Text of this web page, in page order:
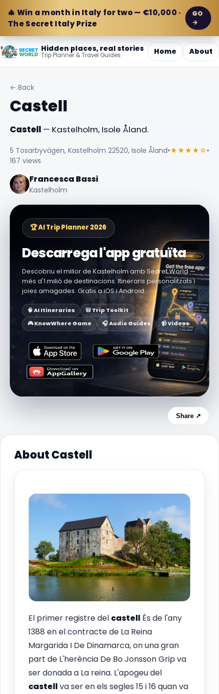
🎄 Win a month in Italy for two — €10,000 ·
The Secret Italy Prize
GO
→
Hidden places, real stories
Trip Planner & Travel Guides Home About
← Back
Castell
Castell — Kastelholm, Isole Åland.
5 Tosarbyvägen, Kastelholm 22520, Isole Åland•★★★★☆•
167 views
Francesca Bassi
Kastelholm
🏆 AI Trip Planner 2026
Descarrega l'app gratuïta
Descobriu el millor de Kastelholm amb Secret World —
més d'1 milió de destinacions. Itineraris personalitzats i
joies amagades. Gratis a iOS i Android.
🧠 AI Itineraries
🎒 Trip Toolkit
🎮 KnowWhere Game
🎧 Audio Guides 📹 Videos
Share ↗
About Castell
El primer registre del castell És de l'any
1388 en el contracte de La Reina
Margarida I De Dinamarca, on una gran
part de L'herència De Bo Jonsson Grip va
ser donada a La reina. L'apogeu del
castellva ser en els segles 15 i 16 quan va